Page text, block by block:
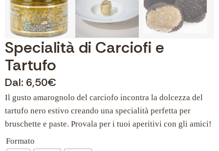
Specialità di Carciofi e
Tartufo
Dal: 6,50€
Il gusto amarognolo del carciofo incontra la dolcezza del
tartufo nero estivo creando una specialità perfetta per
bruschette e paste. Provala per i tuoi aperitivi con gli amici!
Formato